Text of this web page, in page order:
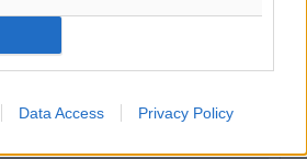
Data Access Privacy Policy
η Σπανουδάκη
των μεμονωμένων εισιτηρίων